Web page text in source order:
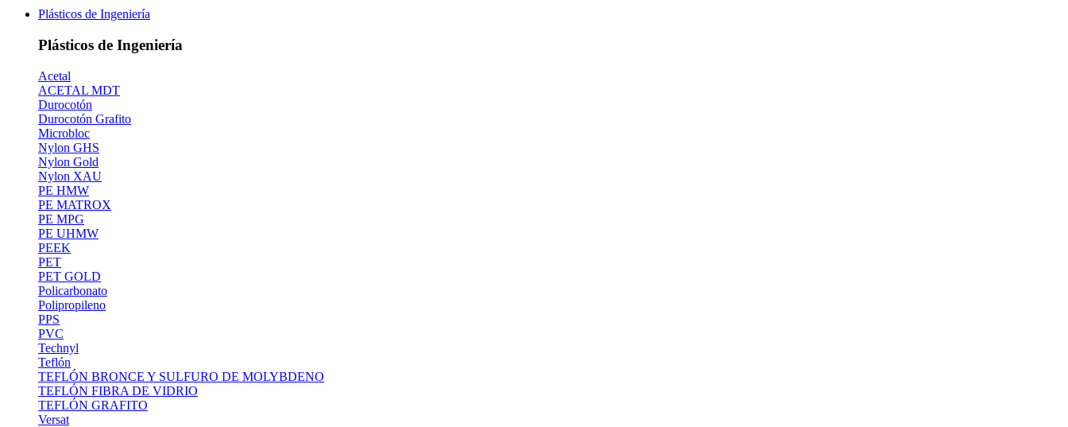
Plásticos de Ingeniería
Plásticos de Ingeniería
Acetal
ACETAL MDT
Durocotón
Durocotón Grafito
Microbloc
Nylon GHS
Nylon Gold
Nylon XAU
PE HMW
PE MATROX
PE MPG
PE UHMW
PEEK
PET
PET GOLD
Policarbonato
Polipropileno
PPS
PVC
Technyl
Teflón
TEFLÓN BRONCE Y SULFURO DE MOLYBDENO
TEFLÓN FIBRA DE VIDRIO
TEFLÓN GRAFITO
Versat